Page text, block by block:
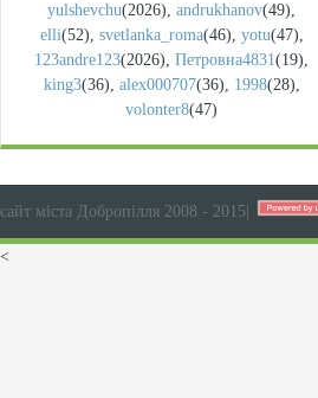
yulshevchu(2026), andrukhanov(49),
elli(52), svetlanka_roma(46), yotu(47),
123andre123(2026), Петровна4831(19),
king3(36), alex000707(36), 1998(28),
volonter8(47)
сайт міста Добропілля 2008 - 2015
<